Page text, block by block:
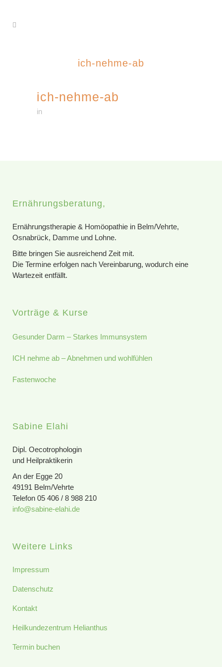
ich-nehme-ab
ich-nehme-ab
in
Ernährungsberatung,
Ernährungstherapie & Homöopathie in Belm/Vehrte,
Osnabrück, Damme und Lohne.
Bitte bringen Sie ausreichend Zeit mit.
Die Termine erfolgen nach Vereinbarung, wodurch eine
Wartezeit entfällt.
Vorträge & Kurse
Gesunder Darm – Starkes Immunsystem
ICH nehme ab – Abnehmen und wohlfühlen
Fastenwoche
Sabine Elahi
Dipl. Oecotrophologin
und Heilpraktikerin
An der Egge 20
49191 Belm/Vehrte
Telefon 05 406 / 8 988 210
info@sabine-elahi.de
Weitere Links
Impressum
Datenschutz
Kontakt
Heilkundezentrum Helianthus
Termin buchen